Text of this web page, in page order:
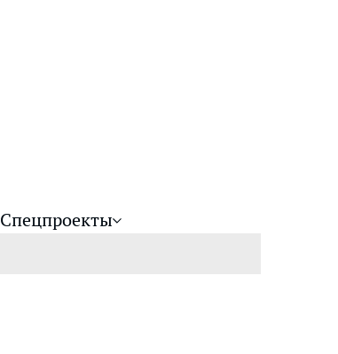
Спецпроекты